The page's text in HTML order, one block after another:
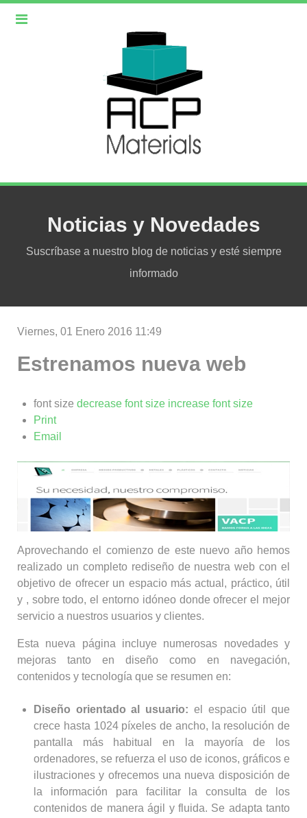
Noticias y Novedades
Suscríbase a nuestro blog de noticias y esté siempre
informado
Viernes, 01 Enero 2016 11:49
Estrenamos nueva web
font size decrease font size increase font size
Print
Email
Aprovechando el comienzo de este nuevo año hemos
realizado un completo rediseño de nuestra web con el
objetivo de ofrecer un espacio más actual, práctico, útil
y , sobre todo, el entorno idóneo donde ofrecer el mejor
servicio a nuestros usuarios y clientes.
Esta nueva página incluye numerosas novedades y
mejoras tanto en diseño como en navegación,
contenidos y tecnología que se resumen en:
Diseño orientado al usuario: el espacio útil que
crece hasta 1024 píxeles de ancho, la resolución de
pantalla más habitual en la mayoría de los
ordenadores, se refuerza el uso de iconos, gráficos e
ilustraciones y ofrecemos una nueva disposición de
la información para facilitar la consulta de los
contenidos de manera ágil y fluida. Se adapta tanto